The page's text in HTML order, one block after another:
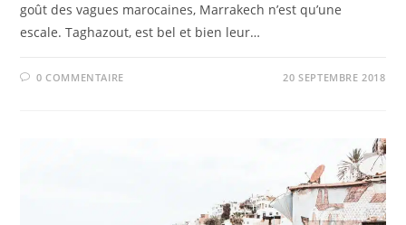
goût des vagues marocaines, Marrakech n’est qu’une
escale. Taghazout, est bel et bien leur…
0 COMMENTAIRE 20 SEPTEMBRE 2018